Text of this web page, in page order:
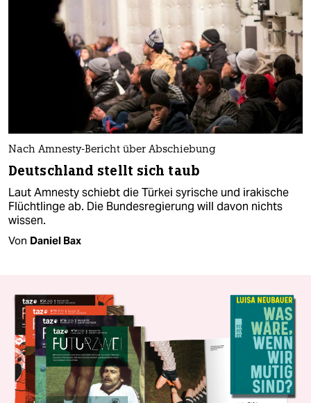
Nach Amnesty-Bericht über Abschiebung
Deutschland stellt sich taub
Laut Amnesty schiebt die Türkei syrische und irakische
Flüchtlinge ab. Die Bundesregierung will davon nichts
wissen.
Von Daniel Bax